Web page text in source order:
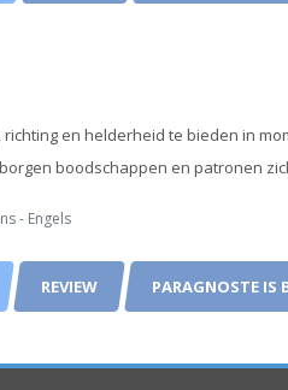
en helderheid te bieden in
boodschappen en patronen
- Engels
REVIEW PARAGNOSTE IS